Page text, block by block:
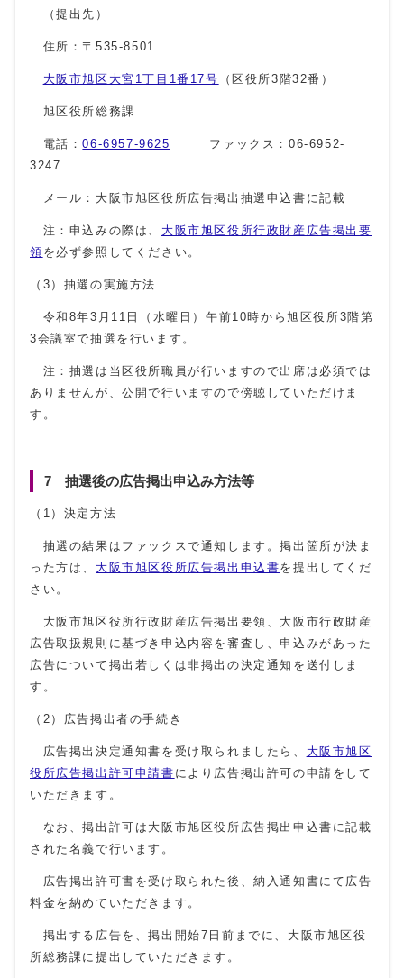
（提出先）
住所：〒535-8501
大阪市旭区大宮1丁目1番17号 （区役所3階32番）
旭区役所総務課
電話：06-6957-9625
ファックス：06-6952-
3247
メール：大阪市旭区役所広告掲出抽選申込書に記載
注：申込みの際は、 大阪市旭区役所行政財産広告掲出要
領 を必ず参照してください。
（3）抽選の実施方法
令和8年3月11日（水曜日）午前10時から旭区役所3階第
3会議室で抽選を行います。
注：抽選は当区役所職員が行いますので出席は必須では
ありませんが、公開で行いますので傍聴していただけま
す。
7 抽選後の広告掲出申込み方法等
（1）決定方法
抽選の結果はファックスで通知します。掲出箇所が決ま
った方は、 大阪市旭区役所広告掲出申込書を提出してくだ
さい。
大阪市旭区役所行政財産広告掲出要領、大阪市行政財産
広告取扱規則に基づき申込内容を審査し、申込みがあった
広告について掲出若しくは非掲出の決定通知を送付しま
す。
（2）広告掲出者の手続き
広告掲出決定通知書を受け取られましたら、 大阪市旭区
役所広告掲出許可申請書 により広告掲出許可の申請をして
いただきます。
なお、掲出許可は大阪市旭区役所広告掲出申込書に記載
された名義で行います。
広告掲出許可書を受け取られた後、納入通知書にて広告
料金を納めていただきます。
掲出する広告を、掲出開始7日前までに、大阪市旭区役
所総務課に提出していただきます。